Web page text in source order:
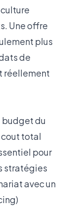
Une offre
plus
de
réellement
budget du
total
pour
stratégies
avec un